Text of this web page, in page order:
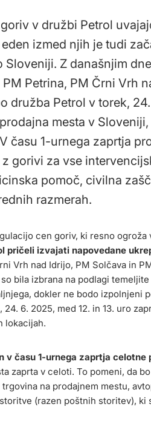
v družbi Petrol
izmed njih je tudi
Z današnjim
Petrina, PM Črni Vrh
družba Petrol v torek,
mesta v
času 1-urnega zaprtja
gorivi za vse
pomoč, civilna
razmerah.
cen goriv, ki resno ogroža
pričeli izvajati napovedane
Vrh nad Idrijo, PM Solčava in
bila izbrana na podlagi temeljite
dokler ne bodo izpolnjeni
6. 2025, med 12. in 13. uro
lokacijah.
času 1-urnega zaprtja celotne
zaprta v celoti. To pomeni, da
na prodajnem mestu,
(razen poštnih storitev), ki